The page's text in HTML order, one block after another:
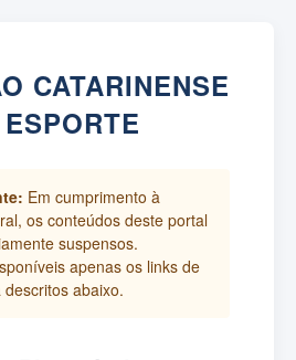
CATARINENSE
Em cumprimento à
os conteúdos deste portal
suspensos.
apenas os links de
abaixo.